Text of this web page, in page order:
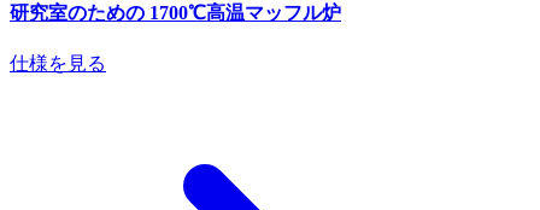
研究室のための 1700℃高温マッフル炉
仕様を見る